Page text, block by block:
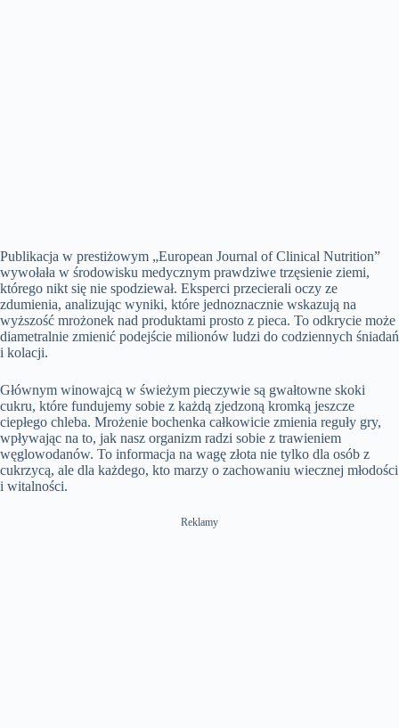
Publikacja w prestiżowym „European Journal of Clinical Nutrition”
wywołała w środowisku medycznym prawdziwe trzęsienie ziemi,
którego nikt się nie spodziewał. Eksperci przecierali oczy ze
zdumienia, analizując wyniki, które jednoznacznie wskazują na
wyższość mrożonek nad produktami prosto z pieca. To odkrycie może
diametralnie zmienić podejście milionów ludzi do codziennych śniadań
i kolacji.
Głównym winowajcą w świeżym pieczywie są gwałtowne skoki
cukru, które fundujemy sobie z każdą zjedzoną kromką jeszcze
ciepłego chleba. Mrożenie bochenka całkowicie zmienia reguły gry,
wpływając na to, jak nasz organizm radzi sobie z trawieniem
węglowodanów. To informacja na wagę złota nie tylko dla osób z
cukrzycą, ale dla każdego, kto marzy o zachowaniu wiecznej młodości
i witalności.
Reklamy